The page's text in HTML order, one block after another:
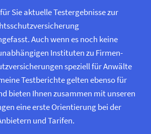
Sie aktuelle Testergebnisse zur
Auch wenn es noch keine
Instituten zu Firmen­
speziell für Anwälte
Testberichte gelten ebenso für
bieten Ihnen zusammen mit unseren
eine erste Orientierung bei der
und Tarifen.